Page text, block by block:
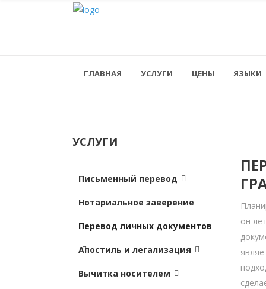
ГЛАВНАЯ УСЛУГИ ЦЕНЫ ЯЗЫКИ
он
УСЛУГИ
Письменный перевод
Нотариальное заверение
Перевод личных документов
Апостиль и легализация
Вычитка носителем